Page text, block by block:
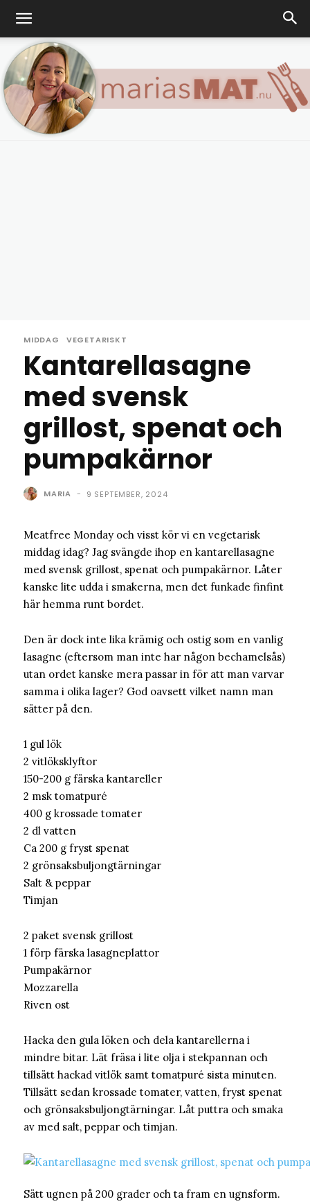
MIDDAG VEGETARISKT
Kantarellasagne
med svensk
grillost, spenat och
pumpakärnor
MARIA - 9 SEPTEMBER, 2024
Meatfree Monday och visst kör vi en vegetarisk
middag idag? Jag svängde ihop en kantarellasagne
med svensk grillost, spenat och pumpakärnor. Låter
kanske lite udda i smakerna, men det funkade finfint
här hemma runt bordet.
Den är dock inte lika krämig och ostig som en vanlig
lasagne (eftersom man inte har någon bechamelsås)
utan ordet kanske mera passar in för att man varvar
samma i olika lager? God oavsett vilket namn man
sätter på den.
1 gul lök
2 vitlöksklyftor
150-200 g färska kantareller
2 msk tomatpuré
400 g krossade tomater
2 dl vatten
Ca 200 g fryst spenat
2 grönsaksbuljongtärningar
Salt & peppar
Timjan
2 paket svensk grillost
1 förp färska lasagneplattor
Pumpakärnor
Mozzarella
Riven ost
Hacka den gula löken och dela kantarellerna i
mindre bitar. Lät fräsa i lite olja i stekpannan och
tillsätt hackad vitlök samt tomatpuré sista minuten.
Tillsätt sedan krossade tomater, vatten, fryst spenat
och grönsaksbuljongtärningar. Låt puttra och smaka
av med salt, peppar och timjan.
Sätt ugnen på 200 grader och ta fram en ugnsform.